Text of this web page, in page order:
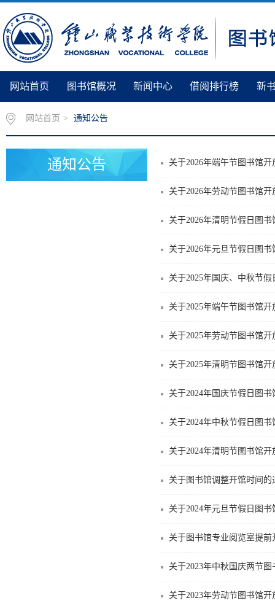
网站首页 图书馆概况 新闻中心 借阅排行榜 新
网站首页 > 通知公告
通知公告 关于2026年端午节图书馆
关于2026年劳动节图书馆
关于2026年清明节假日图
关于2026年元旦节假日图
关于2025年国庆、中秋节
关于2025年端午节图书馆
关于2025年劳动节图书馆
关于2025年清明节图书馆
关于2024年国庆节假日图
关于2024年中秋节假日图
关于2024年清明节图书馆
关于图书馆调整开馆时间的
关于2024年元旦节假日图
关于图书馆专业阅览室提前
关于2023年中秋国庆两节
关于2023年劳动节图书馆